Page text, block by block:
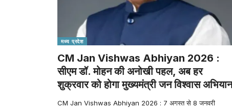
मध्य प्रदेश
CM Jan Vishwas Abhiyan 2026 :
सीएम डॉ. मोहन की अनोखी पहल, अब हर
शुक्रवार को होगा मुख्यमंत्री जन विश्वास अभियान
CM Jan Vishwas Abhiyan 2026 : 7 अगस्त से 8 जनवरी